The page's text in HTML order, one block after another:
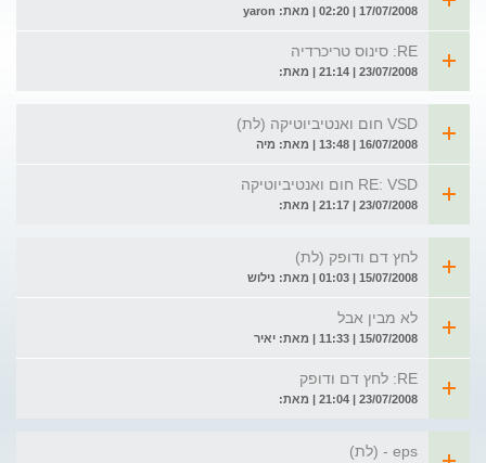
17/07/2008 | 02:20 | מאת: yaron
RE: סינוס טריכרדיה
23/07/2008 | 21:14 | מאת:
VSD חום ואנטיביוטיקה (לת)
16/07/2008 | 13:48 | מאת: מיה
RE: VSD חום ואנטיביוטיקה
23/07/2008 | 21:17 | מאת:
לחץ דם ודופק (לת)
15/07/2008 | 01:03 | מאת: נילוש
לא מבין אבל
15/07/2008 | 11:33 | מאת: יאיר
RE: לחץ דם ודופק
23/07/2008 | 21:04 | מאת:
eps - (לת)